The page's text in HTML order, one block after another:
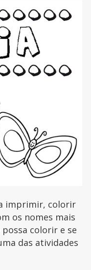
imprimir, colorir
os nomes mais
colorir e se
das atividades